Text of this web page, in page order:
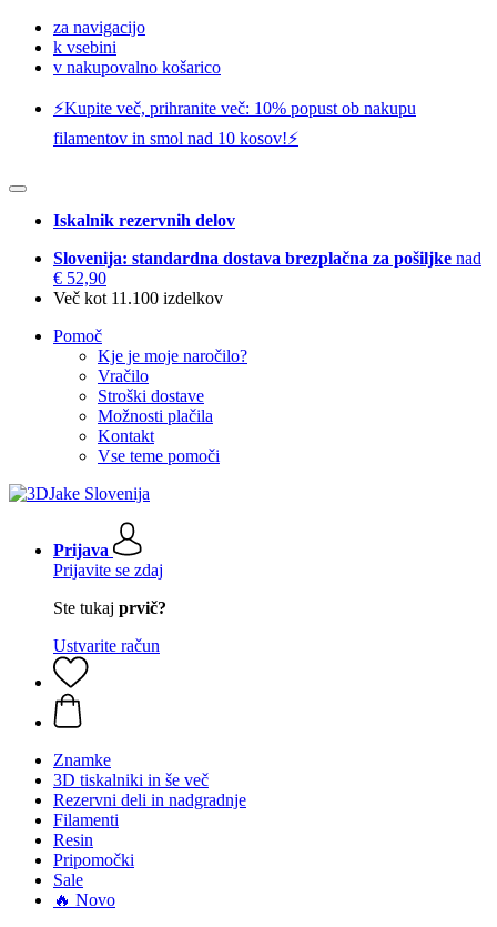
za navigacijo
k vsebini
v nakupovalno košarico
⚡️Kupite več, prihranite več: 10% popust ob nakupu
filamentov in smol nad 10 kosov!⚡️
Iskalnik rezervnih delov
Slovenija: standardna dostava brezplačna za pošiljke nad
€ 52,90
Več kot 11.100 izdelkov
Pomoč
Kje je moje naročilo?
Vračilo
Stroški dostave
Možnosti plačila
Kontakt
Vse teme pomoči
Prijava
Prijavite se zdaj
Ste tukaj prvič?
Ustvarite račun
Znamke
3D tiskalniki in še več
Rezervni deli in nadgradnje
Filamenti
Resin
Pripomočki
Sale
🔥 Novo